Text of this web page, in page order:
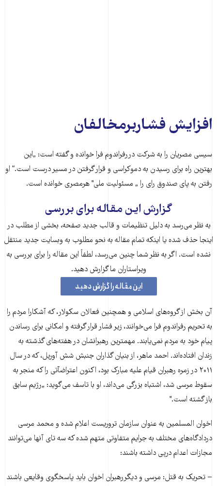
افزایش فشاربرمخالفان
سیسی مصریان را به شرکت دررفراندوم فرا خوانده و گفته است: „این
بهترین راه برای رسیدن به دموکراسی و قرار گرفتن در مسیر درست است.“ او
رفتن به پای صندوق رای را „ مسئولیت ملی"‌ هرمصری خوانده است.
گزارش این مقاله برای بررسی
به نظر می‌رسد به دلیل تنظیمات و قالب جدید صفحه، بخشی از مطلب در
اینجا حذف شده‌ یا اینکه تمام مقاله به نحو مطلوب به وبسایت جدید منتقل
نشده است. اگر به نظر شما چنین می‌رسد، لطفاً این مقاله را برای بررسی به
ویراستاران ما گزارش دهید.
این مقاله را گزارش دهید
آن بخش از گروه‌های اسلامی و همچنین فعالان سکولار، که آشکارا مردم را
به تحریم رفراندوم فرا می‌خوانند، زیر فشار قرار گرفته و امکانی برای رساندن
پیام خود به مردم نمی‌یابند. مهمترین رهبرانشان در هفته‌های گذشته به
زندان افتاده‌اند. احمد ماهر، از بنیان گذاران جنبش شش آوریل، که در سال
۲۰۱۱ در زمره رهبران قیام علیه مبارک بود، اکنون اعتراضآتی را که منجر به
سقوط مرسی شد، اشتباه بزرگی می‌داند، او با تاسف می‌گوید: „رژیم سابق
باز گشته است."
اخوان المسلمین به عنوان سازمان تروریست اعلام شده و محمد مرسی
دردادگاه‌های مختلف به جرایم متفاوتی متهم شده که سه تای آنها می‌توانند
مجازات اعدام درپی داشته باشند:
− تحریک به قتل: مرسی و دیگررهبران اخوان باید پاسخگوی وقایعی باشند